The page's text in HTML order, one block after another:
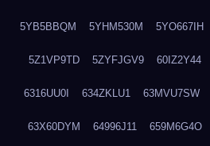
5YB5BBQM 5YHM530M 5YO667IH
5Z1VP9TD 5ZYFJGV9 60IZ2Y44
6316UU0I 634ZKLU1 63MVU7SW
63X60DYM 64996J11 659M6G4O